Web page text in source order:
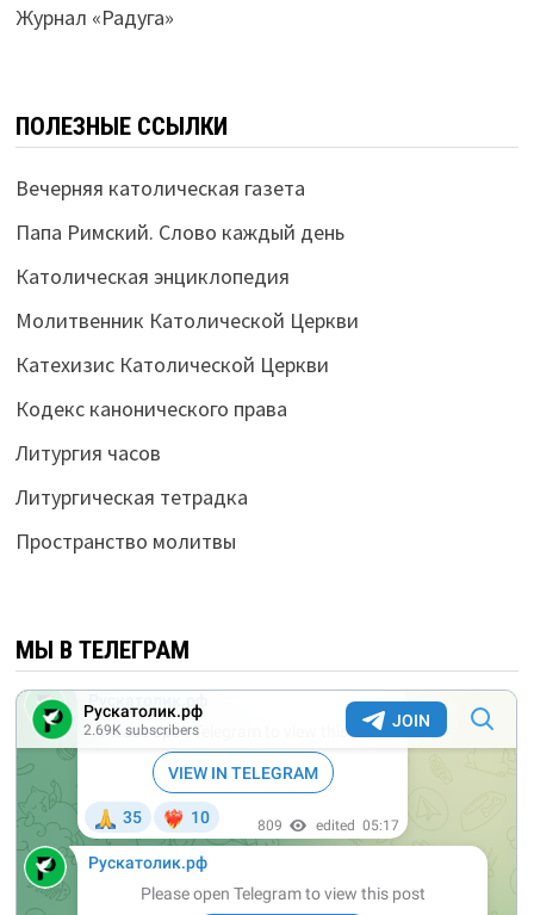
Журнал «Радуга»
ПОЛЕЗНЫЕ ССЫЛКИ
Вечерняя католическая газета
Папа Римский. Слово каждый день
Католическая энциклопедия
Молитвенник Католической Церкви
Катехизис Католической Церкви
Кодекс канонического права
Литургия часов
Литургическая тетрадка
Пространство молитвы
МЫ В ТЕЛЕГРАМ